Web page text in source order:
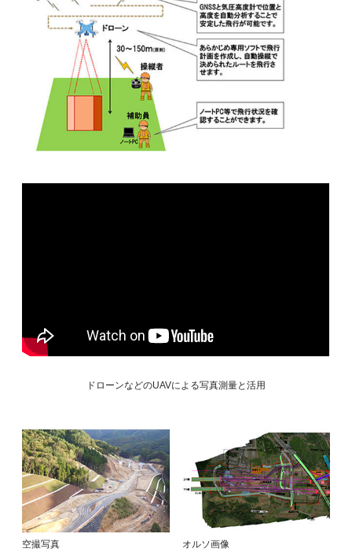
ドローンなどのUAVによる写真測量と活用
空撮写真 オルソ画像